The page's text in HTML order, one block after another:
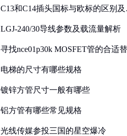
C13和C14插头国标与欧标的区别及
LGJ-240/30导线参数及载流量解析
寻找nce01p30k MOSFET管的合适
电梯的尺寸有哪些规格
镀锌方管尺寸一般有哪些
铝方管有哪些常见规格
光线传媒参投三国的星空爆冷